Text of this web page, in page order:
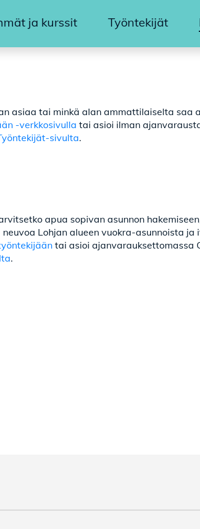
ja kurssit Työntekijät
asiaa tai minkä alan ammattilaiselta
-verkkosivulla tai asioi ilman
sivulta.
apua sopivan asunnon
Lohjan alueen vuokra-asunnoista
tai asioi ajanvarauksettomassa
.